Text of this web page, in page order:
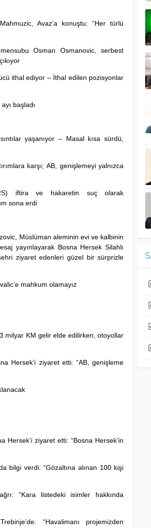
Avaz’a konuştu: “Her türlü
Osman Osmanovic, serbest
ithal ediyor – İthal edilen pozisyonlar
başladı
yaşanıyor – Masal kısa sürdü,
karşı; AB, genişlemeyi yalnızca
iftira ve hakaretin suç olarak
sona erdi
Müslüman aleminin evi ve kalbinin
yayınlayarak Bosna Hersek Silahlı
ziyaret edenleri güzel bir sürprizle
mahkum olamayız
milyar KM gelir elde edilirken, otoyollar
Hersek’i ziyaret etti: “AB, genişleme
Hersek’i ziyaret etti: “Bosna Hersek’in
bilgi verdi: “Gözaltına alınan 100 kişi
“Kara listedeki isimler hakkında
“Havalimanı projemizden